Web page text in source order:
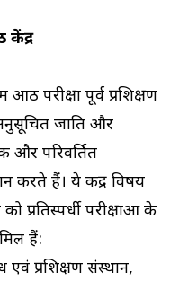
केंद्र
परीक्षा पूर्व प्रशिक्षण
जाति और
और परिवर्तित
करते हैं। ये केंद्र विषय
प्रतिस्पर्धी परीक्षाओं के
हैं:
एवं प्रशिक्षण संस्थान,